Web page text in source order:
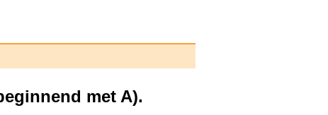
met A).